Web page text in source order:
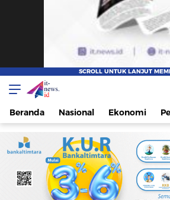
IT-NEWS
Update Cepat, Cerdas, dan
Beranda Nasional Ekonomi